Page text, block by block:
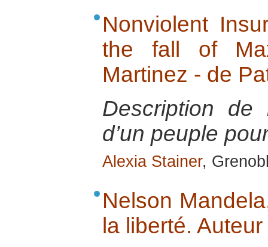
Nonviolent
the fall of
Martinez - de
Description
d’un peuple
Alexia Stainer,
Nelson
la liberté.